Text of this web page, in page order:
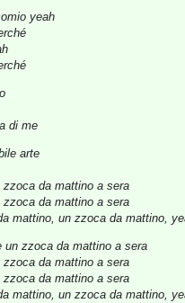
yeah
di me
arte
da mattino a sera
da mattino a sera
mattino, un zzoca da mattino,
un zzoca da mattino a sera
da mattino a sera
da mattino a sera
mattino, un zzoca da mattino,